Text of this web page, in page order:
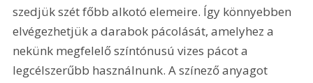
szedjük szét főbb alkotó elemeire. Így könnyebben
elvégezhetjük a darabok pácolását, amelyhez a
nekünk megfelelő színtónusú vizes pácot a
legcélszerűbb használnunk. A színező anyagot